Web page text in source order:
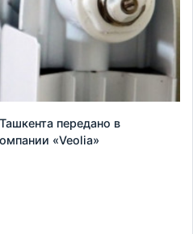
передано в
«Veolia»